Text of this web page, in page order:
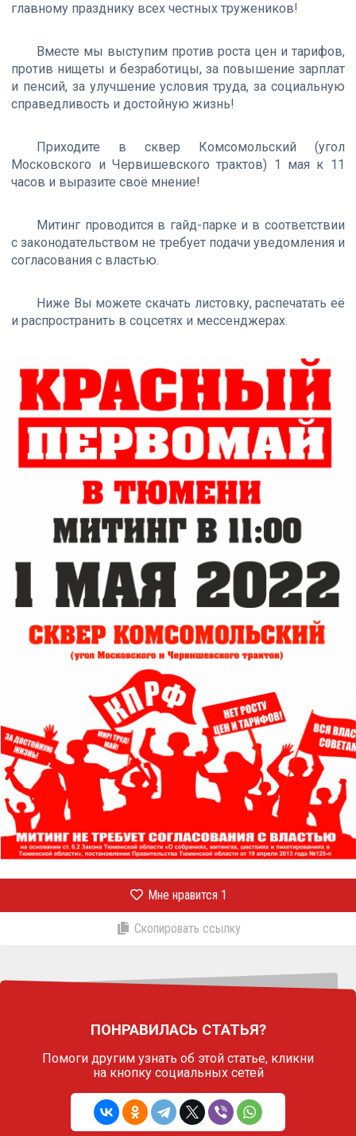
главному празднику всех честных тружеников!
Вместе мы выступим против роста цен и тарифов,
против нищеты и безработицы, за повышение зарплат
и пенсий, за улучшение условия труда, за социальную
справедливость и достойную жизнь!
Приходите в сквер Комсомольский (угол
Московского и Червишевского трактов) 1 мая к 11
часов и выразите своё мнение!
Митинг проводится в гайд-парке и в соответствии
с законодательством не требует подачи уведомления и
согласования с властью.
Ниже Вы можете скачать листовку, распечатать её
и распространить в соцсетях и мессенджерах.
Мне нравится 1
Скопировать ссылку
ПОНРАВИЛАСЬ СТАТЬЯ?
Помоги другим узнать об этой статье, кликни
на кнопку социальных сетей